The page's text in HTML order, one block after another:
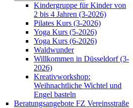
Kindergruppe für Kinder von
2 bis 4 Jahren (3-2026)
Pilates Kurs (3-2026)
Yoga Kurs (5-2026)
Yoga Kurs (6-2026)
Waldwunder
Willkommen in Düsseldorf (3-
2026)
Kreativworkshop:
Weihnachtliche Wichtel und
Engel basteln
Beratungsangebote FZ Vereinsstraße